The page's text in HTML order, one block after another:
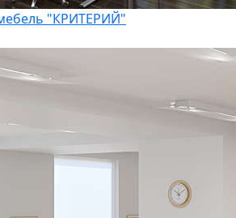
"КРИТЕРИЙ"